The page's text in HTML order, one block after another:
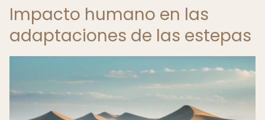
Impacto humano en las
adaptaciones de las estepas